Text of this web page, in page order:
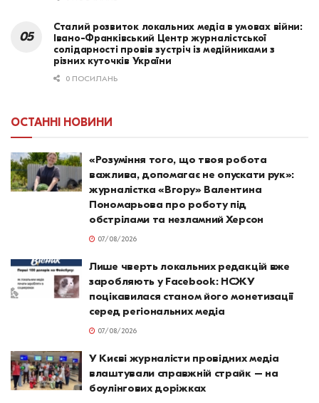
Сталий розвиток локальних медіа в умовах війни:
Івано-Франківський Центр журналістської
солідарності провів зустріч із медійниками з
різних куточків України
0 ПОСИЛАНЬ
ОСТАННІ НОВИНИ
«Розуміння того, що твоя робота
важлива, допомагає не опускати рук»:
журналістка «Вгору» Валентина
Пономарьова про роботу під
обстрілами та незламний Херсон
07/08/2026
Лише чверть локальних редакцій вже
заробляють у Facebook: НСЖУ
поцікавилася станом його монетизації
серед регіональних медіа
07/08/2026
У Києві журналісти провідних медіа
влаштували справжній страйк – на
боулінгових доріжках